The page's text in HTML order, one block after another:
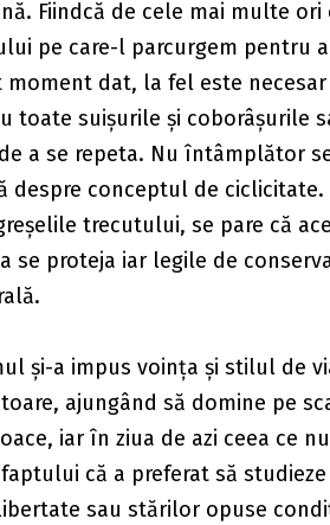
Fiindcă de cele mai multe ori
pe care-l parcurgem pentru
dat, la fel este necesar
toate suișurile și coborâșurile
a se repeta. Nu întâmplător
conceptul de ciclicitate.
trecutului, se pare că
se proteja iar legile de
și-a impus voința și stilul de
ajungând să domine pe
iar în ziua de azi ceea ce
că a preferat să studieze
sau stărilor opuse